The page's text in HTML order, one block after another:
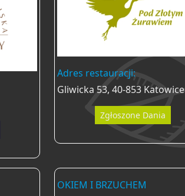
Adres restauracji:
Gliwicka 53, 40-853 Katowice
Zgłoszone Dania
OKIEM I BRZUCHEM